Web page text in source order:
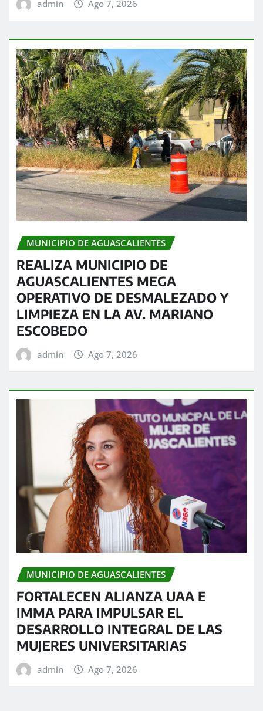
admin Ago 7, 2026
MUNICIPIO DE AGUASCALIENTES
REALIZA MUNICIPIO DE
AGUASCALIENTES MEGA
OPERATIVO DE DESMALEZADO Y
LIMPIEZA EN LA AV. MARIANO
ESCOBEDO
admin Ago 7, 2026
MUNICIPIO DE AGUASCALIENTES
FORTALECEN ALIANZA UAA E
IMMA PARA IMPULSAR EL
DESARROLLO INTEGRAL DE LAS
MUJERES UNIVERSITARIAS
admin Ago 7, 2026